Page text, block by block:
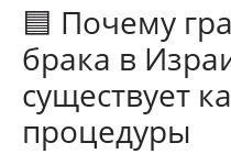
🟦 Почему
брака в
существует
процедуры